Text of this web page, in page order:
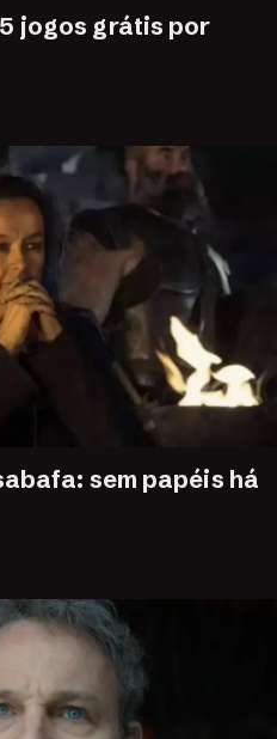
jogos grátis por
sem papéis há